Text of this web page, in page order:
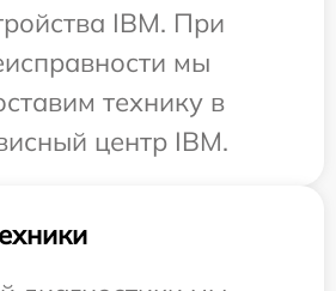
IBM. При
мы
технику в
центр IBM.